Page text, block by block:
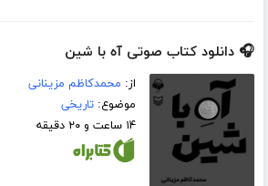
🎧 دانلود کتاب صوتی آه با شین
از: محمدکاظم مزینانی
موضوع:تاریخی
۱۴ ساعت و ۲۰ دقیقه